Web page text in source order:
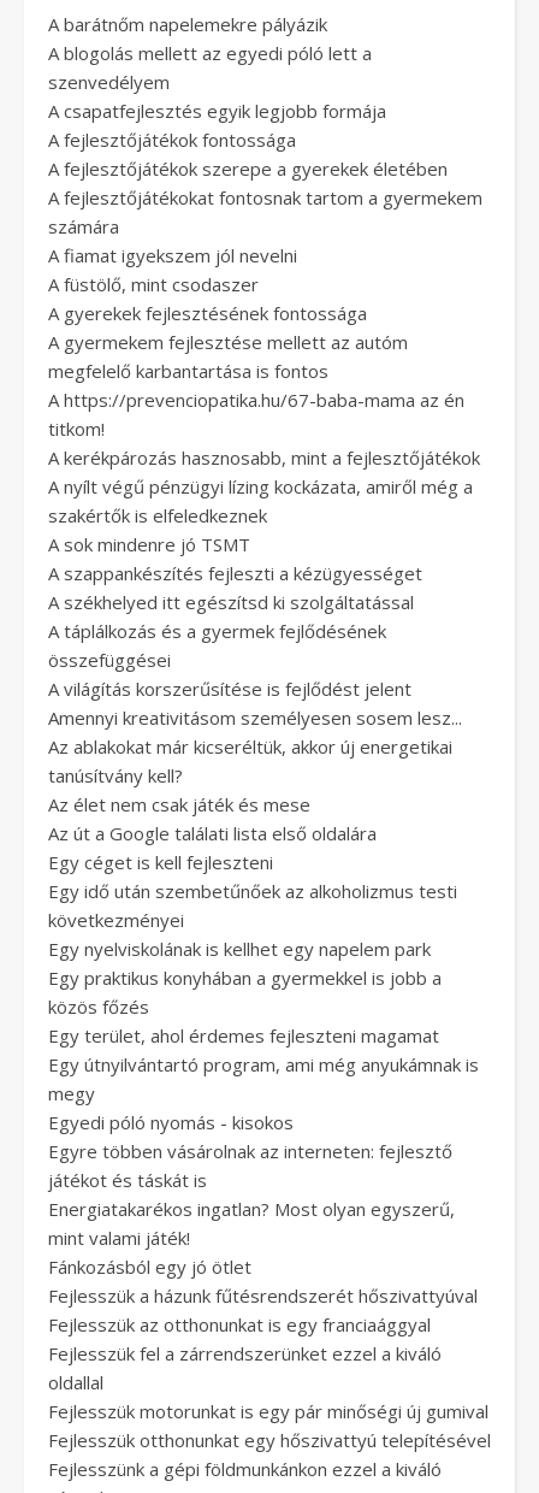
A barátnőm napelemekre pályázik
A blogolás mellett az egyedi póló lett a
szenvedélyem
A csapatfejlesztés egyik legjobb formája
A fejlesztőjátékok fontossága
A fejlesztőjátékok szerepe a gyerekek életében
A fejlesztőjátékokat fontosnak tartom a gyermekem
számára
A fiamat igyekszem jól nevelni
A füstölő, mint csodaszer
A gyerekek fejlesztésének fontossága
A gyermekem fejlesztése mellett az autóm
megfelelő karbantartása is fontos
A https://prevenciopatika.hu/67-baba-mama az én
titkom!
A kerékpározás hasznosabb, mint a fejlesztőjátékok
A nyílt végű pénzügyi lízing kockázata, amiről még a
szakértők is elfeledkeznek
A sok mindenre jó TSMT
A szappankészítés fejleszti a kézügyességet
A székhelyed itt egészítsd ki szolgáltatással
A táplálkozás és a gyermek fejlődésének
összefüggései
A világítás korszerűsítése is fejlődést jelent
Amennyi kreativitásom személyesen sosem lesz...
Az ablakokat már kicseréltük, akkor új energetikai
tanúsítvány kell?
Az élet nem csak játék és mese
Az út a Google találati lista első oldalára
Egy céget is kell fejleszteni
Egy idő után szembetűnőek az alkoholizmus testi
következményei
Egy nyelviskolának is kellhet egy napelem park
Egy praktikus konyhában a gyermekkel is jobb a
közös főzés
Egy terület, ahol érdemes fejleszteni magamat
Egy útnyilvántartó program, ami még anyukámnak is
megy
Egyedi póló nyomás - kisokos
Egyre többen vásárolnak az interneten: fejlesztő
játékot és táskát is
Energiatakarékos ingatlan? Most olyan egyszerű,
mint valami játék!
Fánkozásból egy jó ötlet
Fejlesszük a házunk fűtésrendszerét hőszivattyúval
Fejlesszük az otthonunkat is egy franciaággyal
Fejlesszük fel a zárrendszerünket ezzel a kiváló
oldallal
Fejlesszük motorunkat is egy pár minőségi új gumival
Fejlesszük otthonunkat egy hőszivattyú telepítésével
Fejlesszünk a gépi földmunkánkon ezzel a kiváló